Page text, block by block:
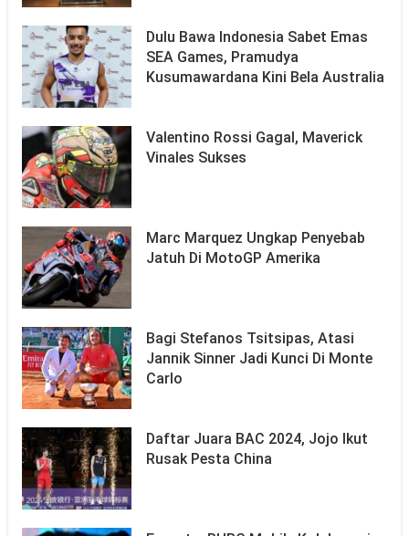
Dulu Bawa Indonesia Sabet Emas
SEA Games, Pramudya
Kusumawardana Kini Bela Australia
Valentino Rossi Gagal, Maverick
Vinales Sukses
Marc Marquez Ungkap Penyebab
Jatuh Di MotoGP Amerika
Bagi Stefanos Tsitsipas, Atasi
Jannik Sinner Jadi Kunci Di Monte
Carlo
Daftar Juara BAC 2024, Jojo Ikut
Rusak Pesta China